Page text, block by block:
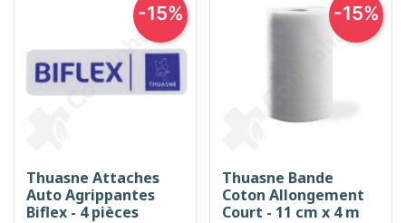
Thuasne Attaches
Auto Agrippantes
Biflex - 4 pièces
-15%
Thuasne Bande
Coton Allongement
Court - 11 cm x 4 m
-15%